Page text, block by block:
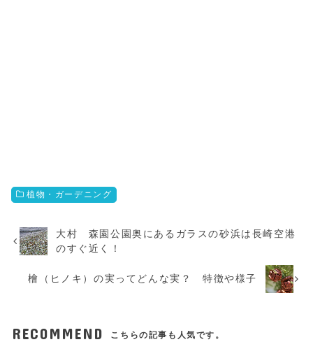
植物・ガーデニング
大村 森園公園奥にあるガラスの砂浜は長崎空港
のすぐ近く！
檜（ヒノキ）の実ってどんな実？ 特徴や様子
RECOMMEND こちらの記事も人気です。